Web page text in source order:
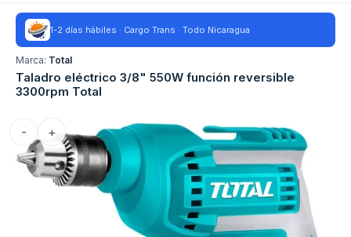
1-2 días hábiles · Cargo Trans · Todo Nicaragua
Marca: Total
Taladro eléctrico 3/8" 550W función reversible
3300rpm Total
- +